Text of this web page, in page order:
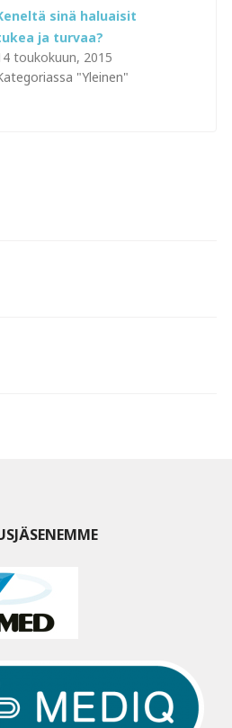
sinä haluaisit
ja turvaa?
toukokuun, 2015
"Yleinen"